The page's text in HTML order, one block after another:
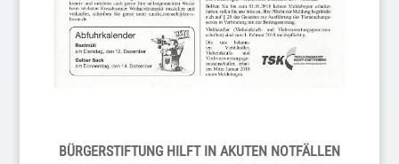
BÜRGERSTIFTUNG HILFT IN AKUTEN NOTFÄLLEN